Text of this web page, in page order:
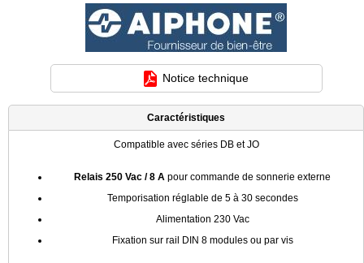
Notice technique
Caractéristiques
Compatible avec séries DB et JO
Relais 250 Vac / 8 A pour commande de sonnerie externe
Temporisation réglable de 5 à 30 secondes
Alimentation 230 Vac
Fixation sur rail DIN 8 modules ou par vis